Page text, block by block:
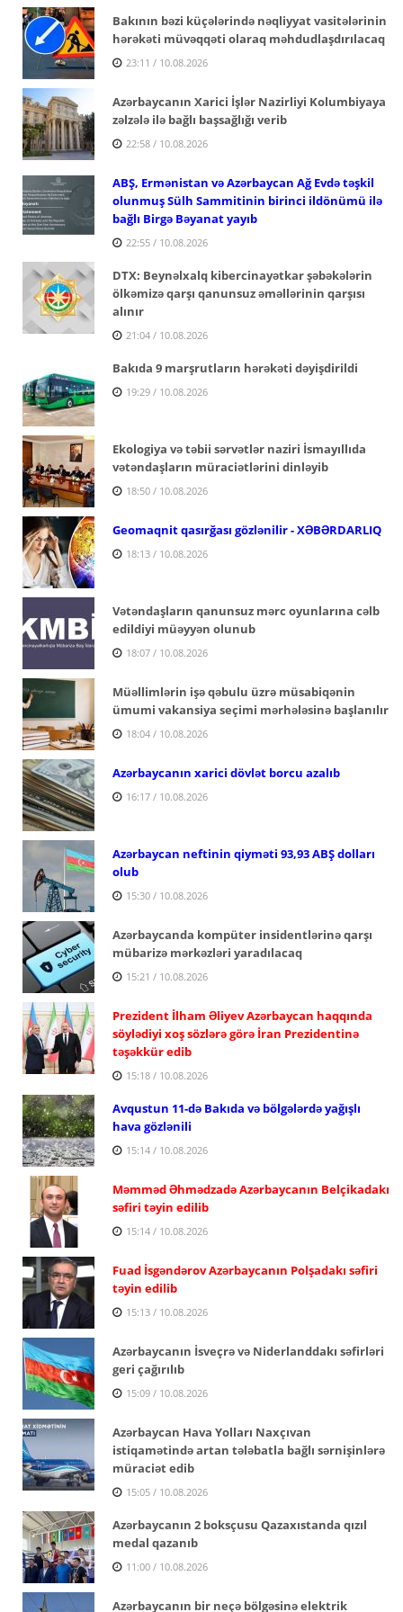
Bakının bəzi küçələrində nəqliyyat vasitələrinin
hərəkəti müvəqqəti olaraq məhdudlaşdırılacaq
23:11 / 10.08.2026
Azərbaycanın Xarici İşlər Nazirliyi Kolumbiyaya
zəlzələ ilə bağlı başsağlığı verib
22:58 / 10.08.2026
ABŞ, Ermənistan və Azərbaycan Ağ Evdə təşkil
olunmuş Sülh Sammitinin birinci ildönümü ilə
bağlı Birgə Bəyanat yayıb
22:55 / 10.08.2026
DTX: Beynəlxalq kibercinayətkar şəbəkələrin
ölkəmizə qarşı qanunsuz əməllərinin qarşısı
alınır
21:04 / 10.08.2026
Bakıda 9 marşrutların hərəkəti dəyişdirildi
19:29 / 10.08.2026
Ekologiya və təbii sərvətlər naziri İsmayıllıda
vətəndaşların müraciətlərini dinləyib
18:50 / 10.08.2026
Geomaqnit qasırğası gözlənilir - XƏBƏRDARLIQ
18:13 / 10.08.2026
Vətəndaşların qanunsuz mərc oyunlarına cəlb
edildiyi müəyyən olunub
18:07 / 10.08.2026
Müəllimlərin işə qəbulu üzrə müsabiqənin
ümumi vakansiya seçimi mərhələsinə başlanılır
18:04 / 10.08.2026
Azərbaycanın xarici dövlət borcu azalıb
16:17 / 10.08.2026
Azərbaycan neftinin qiyməti 93,93 ABŞ dolları
olub
15:30 / 10.08.2026
Azərbaycanda kompüter insidentlərinə qarşı
mübarizə mərkəzləri yaradılacaq
15:21 / 10.08.2026
Prezident İlham Əliyev Azərbaycan haqqında
söylədiyi xoş sözlərə görə İran Prezidentinə
təşəkkür edib
15:18 / 10.08.2026
Avqustun 11-də Bakıda və bölgələrdə yağışlı
hava gözlənili
15:14 / 10.08.2026
Məmməd Əhmədzadə Azərbaycanın Belçikadakı
səfiri təyin edilib
15:14 / 10.08.2026
Fuad İsgəndərov Azərbaycanın Polşadakı səfiri
təyin edilib
15:13 / 10.08.2026
Azərbaycanın İsveçrə və Niderlanddakı səfirləri
geri çağırılıb
15:09 / 10.08.2026
Azərbaycan Hava Yolları Naxçıvan
istiqamətində artan tələbatla bağlı sərnişinlərə
müraciət edib
15:05 / 10.08.2026
Azərbaycanın 2 boksçusu Qazaxıstanda qızıl
medal qazanıb
11:00 / 10.08.2026
Azərbaycanın bir neçə bölgəsinə elektrik